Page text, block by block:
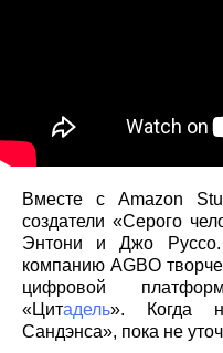
Вместе с Amazon
создатели «Серого
Энтони и Джо
компанию AGBO
цифровой
«Цитадель». Когда
Сандэнса», пока не